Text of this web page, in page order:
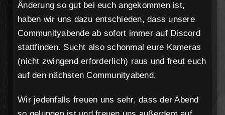
Änderung so gut bei euch angekommen ist,
haben wir uns dazu entschieden, dass unsere
Communityabende ab sofort immer auf Discord
stattfinden. Sucht also schonmal eure Kameras
(nicht zwingend erforderlich) raus und freut euch
auf den nächsten Communityabend.
Wir jedenfalls freuen uns sehr, dass der Abend